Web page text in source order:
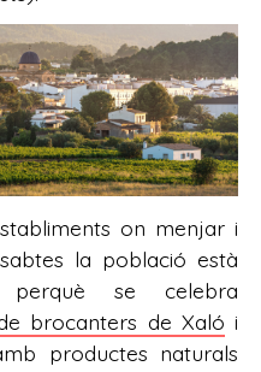
on menjar i
la població està
perquè se celebra
brocanters de Xaló i
productes naturals